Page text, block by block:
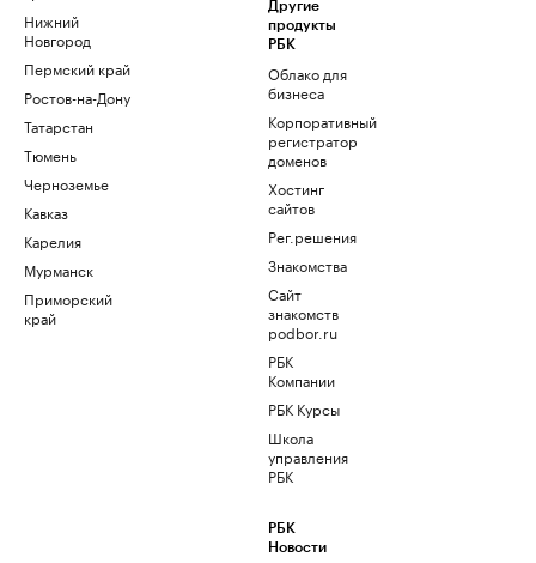
Нижний
Новгород
Пермский край
Ростов-на-Дону
Татарстан
Тюмень
Черноземье
Кавказ
Карелия
Мурманск
Приморский
край
Другие
продукты
РБК
Облако для
бизнеса
Корпоративный
регистратор
доменов
Хостинг
сайтов
Рег.решения
Знакомства
Сайт
знакомств
podbor.ru
РБК
Компании
РБК Курсы
Школа
управления
РБК
РБК
Новости